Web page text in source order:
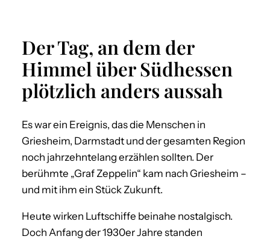
Der Tag, an dem der
Himmel über Südhessen
plötzlich anders aussah
Es war ein Ereignis, das die Menschen in
Griesheim, Darmstadt und der gesamten Region
noch jahrzehntelang erzählen sollten. Der
berühmte „Graf Zeppelin“ kam nach Griesheim –
und mit ihm ein Stück Zukunft.
Heute wirken Luftschiffe beinahe nostalgisch.
Doch Anfang der 1930er Jahre standen